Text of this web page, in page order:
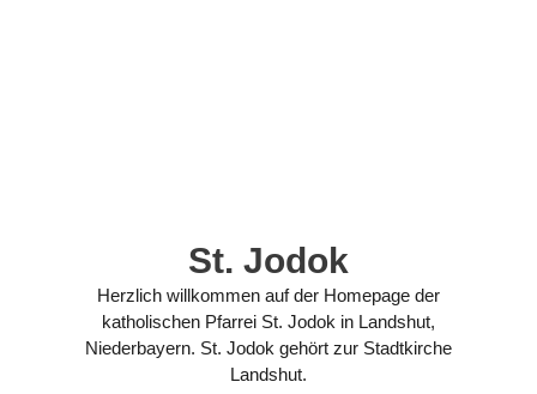
St. Jodok
Herzlich willkommen auf der Homepage der
katholischen Pfarrei St. Jodok in Landshut,
Niederbayern. St. Jodok gehört zur Stadtkirche
Landshut.